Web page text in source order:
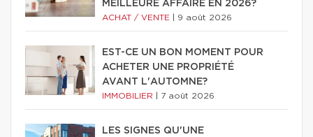
MEILLEURE AFFAIRE EN 2026?
ACHAT / VENTE 9 août 2026
EST-CE UN BON MOMENT POUR
ACHETER UNE PROPRIÉTÉ
AVANT L'AUTOMNE?
IMMOBILIER 7 août 2026
LES SIGNES QU'UNE